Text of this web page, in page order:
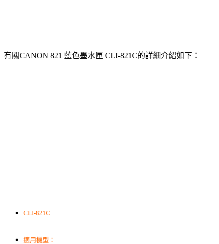
有關CANON 821 藍色墨水匣 CLI-821C的詳細介紹如下：
CLI-821C
適用機型：